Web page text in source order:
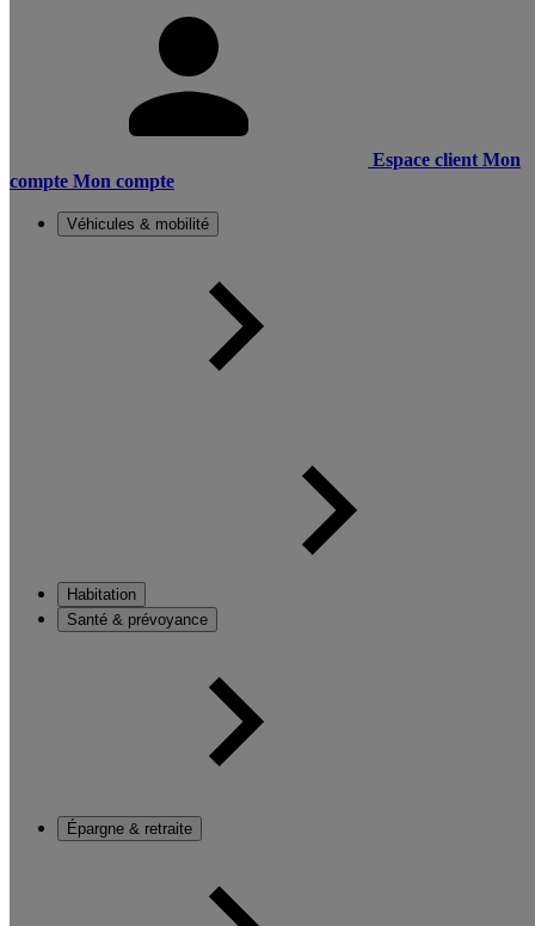
Espace client Mon
compte Mon compte
Véhicules & mobilité
Habitation
Santé & prévoyance
Épargne & retraite